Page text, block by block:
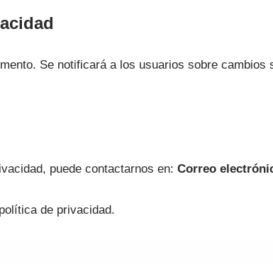
Se notificará a los usuarios sobre
puede contactarnos en: Correo
de privacidad.